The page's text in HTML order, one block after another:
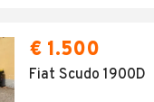
€ 1.500
Fiat Scudo 1900D